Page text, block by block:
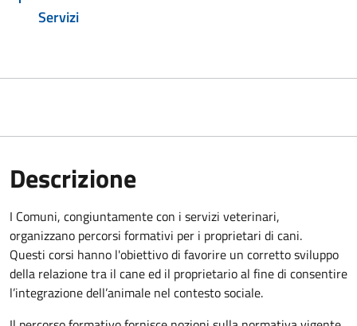
Servizi
Descrizione
I Comuni, congiuntamente con i servizi veterinari,
organizzano percorsi formativi per i proprietari di cani.
Questi corsi hanno l'obiettivo di favorire un corretto sviluppo
della relazione tra il cane ed il proprietario al fine di consentire
l’integrazione dell’animale nel contesto sociale.